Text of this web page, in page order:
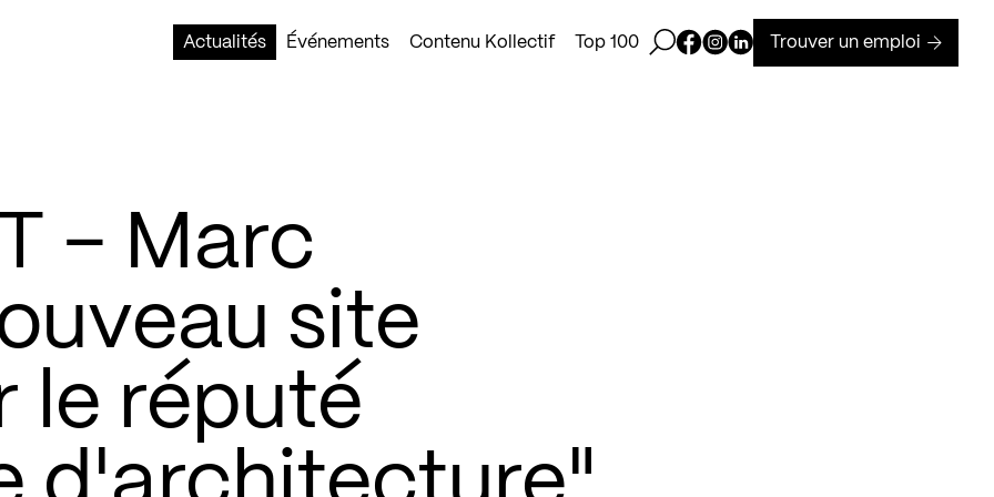
Actualités
Événements Contenu Kollectif Top 100 Ouvrir la barre de recherche
Page Facebook de Kollectif
Page Instagram de Kollectif
Page Linkedin de Kollectif
Trouver un emploi
– Marc
site
le réputé